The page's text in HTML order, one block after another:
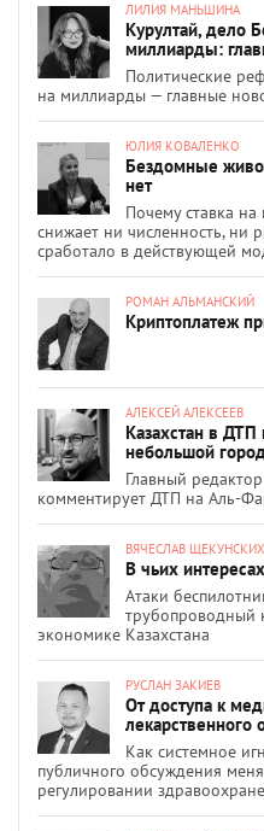
ЛИЛИЯ МАНЬШИНА
Курултай, дело
миллиарды:
Политические
на миллиарды — главные
ЮЛИЯ КОВАЛЕНКО
Бездомные
нет
Почему ставка
снижает ни численность, ни
сработало в действующей
РОМАН АЛЬМАНСКИЙ
Криптоплатеж
АЛЕКСЕЙ АЛЕКСЕЕВ
Казахстан в
небольшой
Главный
комментирует ДТП на Аль-
ВЯЧЕСЛАВ ЩЕКУНСКИХ
В чьих
Атаки
трубопроводный
экономике Казахстана
РУСЛАН ЗАКИЕВ
От доступа к
лекарственного
Как системное
публичного обсуждения
регулировании